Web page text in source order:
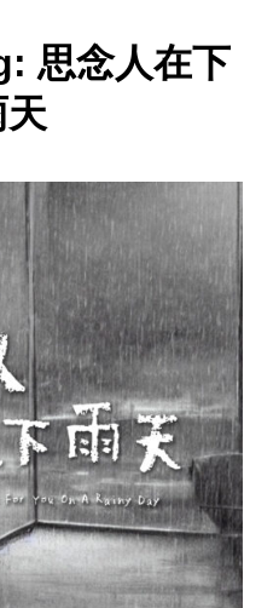
思念人在下